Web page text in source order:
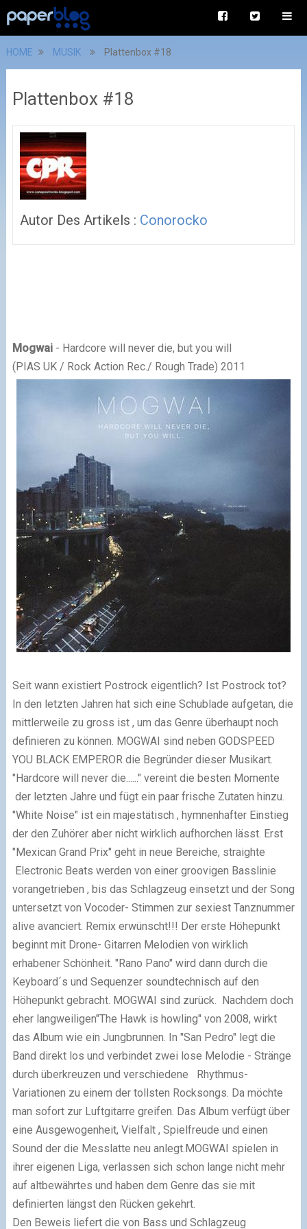
HOME MUSIK Plattenbox #18
Plattenbox #18
Autor Des Artikels : Conorocko
Mogwai- Hardcore will never die, but you will
(PIAS UK / Rock Action Rec./ Rough Trade) 2011
Seit wann existiert Postrock eigentlich? Ist Postrock tot?
In den letzten Jahren hat sich eine Schublade aufgetan, die
mittlerweile zu gross ist , um das Genre überhaupt noch
definieren zu können. MOGWAI sind neben GODSPEED
YOU BLACK EMPEROR die Begründer dieser Musikart.
"Hardcore will never die......" vereint die besten Momente
der letzten Jahre und fügt ein paar frische Zutaten hinzu.
"White Noise" ist ein majestätisch , hymnenhafter Einstieg
der den Zuhörer aber nicht wirklich aufhorchen lässt. Erst
"Mexican Grand Prix" geht in neue Bereiche, straighte
Electronic Beats werden von einer groovigen Basslinie
vorangetrieben , bis das Schlagzeug einsetzt und der Song
untersetzt von Vocoder- Stimmen zur sexiest Tanznummer
alive avanciert. Remix erwünscht!!! Der erste Höhepunkt
beginnt mit Drone- Gitarren Melodien von wirklich
erhabener Schönheit. "Rano Pano" wird dann durch die
Keyboard´s und Sequenzer soundtechnisch auf den
Höhepunkt gebracht. MOGWAI sind zurück. Nachdem doch
eher langweiligen"The Hawk is howling" von 2008, wirkt
das Album wie ein Jungbrunnen. In "San Pedro" legt die
Band direkt los und verbindet zwei lose Melodie - Stränge
durch überkreuzen und verschiedene Rhythmus-
Variationen zu einem der tollsten Rocksongs. Da möchte
man sofort zur Luftgitarre greifen. Das Album verfügt über
eine Ausgewogenheit, Vielfalt , Spielfreude und einen
Sound der die Messlatte neu anlegt.MOGWAI spielen in
ihrer eigenen Liga, verlassen sich schon lange nicht mehr
auf altbewährtes und haben dem Genre das sie mit
definierten längst den Rücken gekehrt.
Den Beweis liefert die von Bass und Schlagzeug